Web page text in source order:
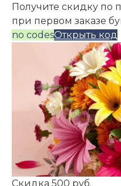
Получите скидку по
при первом заказе
no codesОткрыть код
Скидка 500 руб.